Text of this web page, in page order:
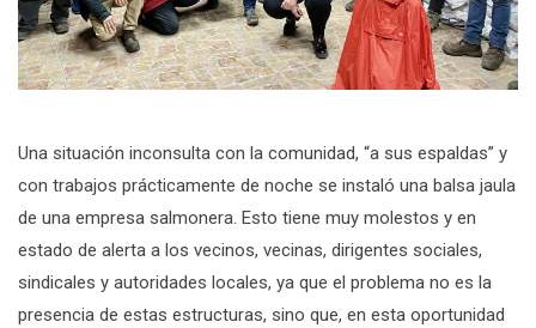
Una situación inconsulta con la comunidad, “a sus espaldas” y
con trabajos prácticamente de noche se instaló una balsa jaula
de una empresa salmonera. Esto tiene muy molestos y en
estado de alerta a los vecinos, vecinas, dirigentes sociales,
sindicales y autoridades locales, ya que el problema no es la
presencia de estas estructuras, sino que, en esta oportunidad